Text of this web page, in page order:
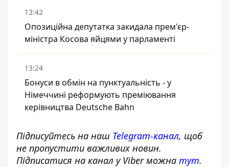
13:42
Опозиційна депутатка закидала прем'єр-
міністра Косова яйцями у парламенті
13:24
Бонуси в обмін на пунктуальність - у
Німеччині реформують преміювання
керівництва Deutsche Bahn
Підписуйтесь на наш Telegram-канал, щоб
не пропустити важливих новин.
Підписатися на канал у Viber можна тут.